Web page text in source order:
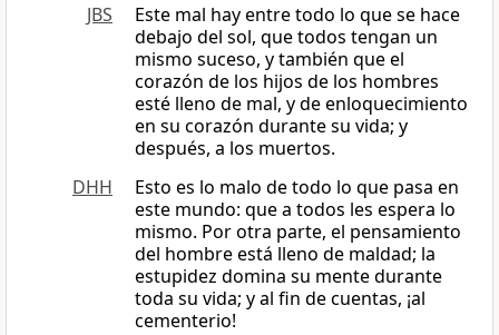
JBS
Este mal hay entre todo lo que se hace
debajo del sol, que todos tengan un
mismo suceso, y también que el
corazón de los hijos de los hombres
esté lleno de mal, y de enloquecimiento
en su corazón durante su vida; y
después, a los muertos.
DHH
Esto es lo malo de todo lo que pasa en
este mundo: que a todos les espera lo
mismo. Por otra parte, el pensamiento
del hombre está lleno de maldad; la
estupidez domina su mente durante
toda su vida; y al fin de cuentas, ¡al
cementerio!